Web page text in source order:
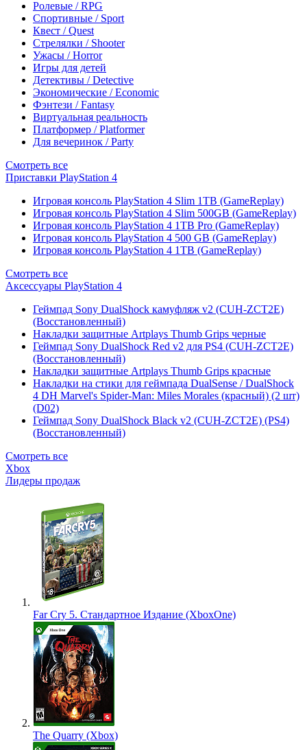
Ролевые / RPG
Спортивные / Sport
Квест / Quest
Стрелялки / Shooter
Ужасы / Horror
Игры для детей
Детективы / Detective
Экономические / Economic
Фэнтези / Fantasy
Виртуальная реальность
Платформер / Platformer
Для вечеринок / Party
Смотреть все
Приставки PlayStation 4
Игровая консоль PlayStation 4 Slim 1TB (GameReplay)
Игровая консоль PlayStation 4 Slim 500GB (GameReplay)
Игровая консоль PlayStation 4 1TB Pro (GameReplay)
Игровая консоль PlayStation 4 500 GB (GameReplay)
Игровая консоль PlayStation 4 1TB (GameReplay)
Смотреть все
Аксессуары PlayStation 4
Геймпад Sony DualShock камуфляж v2 (CUH-ZCT2E)
(Восстановленный)
Накладки защитные Artplays Thumb Grips черные
Геймпад Sony DualShock Red v2 для PS4 (CUH-ZCT2E)
(Восстановленный)
Накладки защитные Artplays Thumb Grips красные
Накладки на стики для геймпада DualSense / DualShock
4 DH Marvel's Spider-Man: Miles Morales (красный) (2 шт)
(D02)
Геймпад Sony DualShock Black v2 (CUH-ZCT2E) (PS4)
(Восстановленный)
Смотреть все
Xbox
Лидеры продаж
Far Cry 5. Стандартное Издание (XboxOne)
The Quarry (Xbox)